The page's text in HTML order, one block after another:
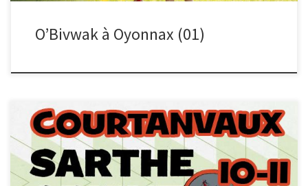
O’Bivwak à Oyonnax (01)
4ème étape de la 11ème saison du SOT à Courtanvaux avec une